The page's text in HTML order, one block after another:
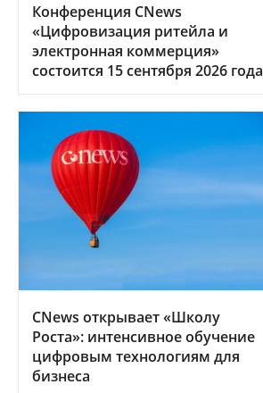
Конференция CNews
«Цифровизация ритейла и
электронная коммерция»
состоится 15 сентября 2026 года
CNews открывает «Школу
Роста»: интенсивное обучение
цифровым технологиям для
бизнеса